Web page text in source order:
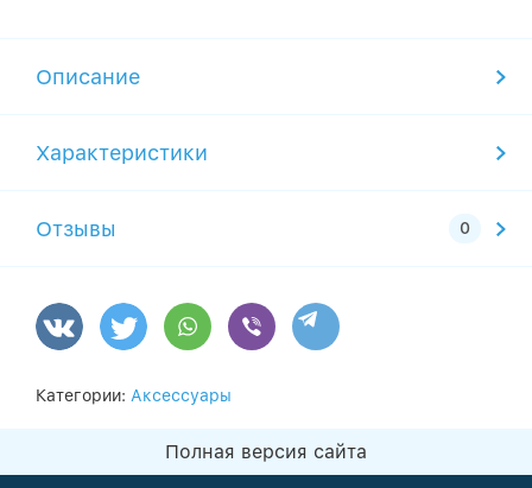
Описание
Характеристики
Отзывы
Категории: Аксессуары
Полная версия сайта